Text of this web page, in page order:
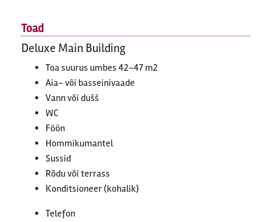
Toad
Deluxe Main Building
Toa suurus umbes 42-47 m2
Aia- või basseinivaade
Vann või dušš
WC
Föön
Hommikumantel
Sussid
Rõdu või terrass
Konditsioneer (kohalik)
Telefon